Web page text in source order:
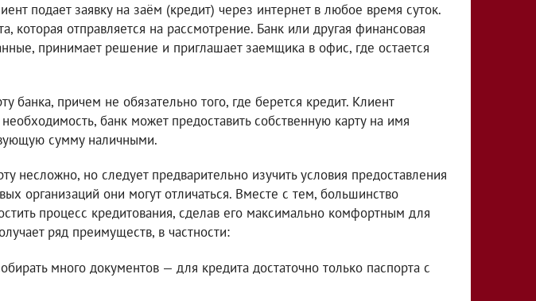
подает заявку на заём (кредит) через интернет в любое время суток.
которая отправляется на рассмотрение. Банк или другая финансовая
принимает решение и приглашает заемщика в офис, где остается
банка, причем не обязательно того, где берется кредит. Клиент
банк может предоставить собственную карту на имя
сумму наличными.
несложно, но следует предварительно изучить условия предоставления
организаций они могут отличаться. Вместе с тем, большинство
процесс кредитования, сделав его максимально комфортным для
ряд преимуществ, в частности:
много документов — для кредита достаточно только паспорта с